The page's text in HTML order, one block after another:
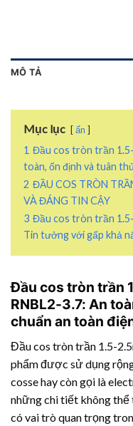
MÔ TẢ
Mục lục ẩn
1 Đầu cos tròn trần 1.5-
toàn, ổn định và tuân
2 ĐẦU COS TRÒN
VÀ ĐÁNG TIN CẬY
3 Đầu cos tròn trần 1.5-
Tin tưởng với gấp khả
Đầu cos tròn trần
RNBL2-3.7: An
chuẩn an toàn
Đầu cos tròn trần 1.5-
phẩm được sử dụng
cosse hay còn gọi là
những chi tiết không thể
có vai trò quan trọng